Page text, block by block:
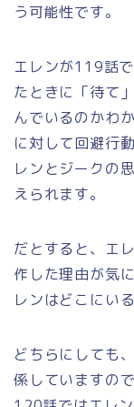
う可能性です。
エレンが119話
たときに「待て
んでいるのかわ
に対して回避行
レンとジークの
えられます。
だとすると、エ
作した理由が気
レンはどこにい
どちらにしても
係していますの